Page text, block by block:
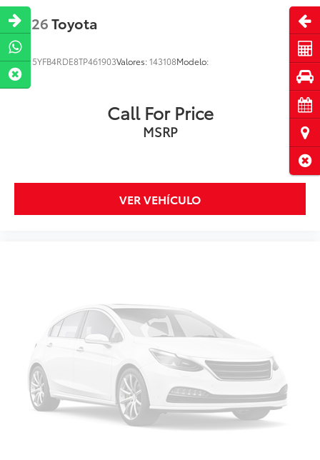
2026Toyota
VIN:5YFB4RDE8TP461903Valores:143108Modelo:
Call For Price
MSRP
VER VEHÍCULO